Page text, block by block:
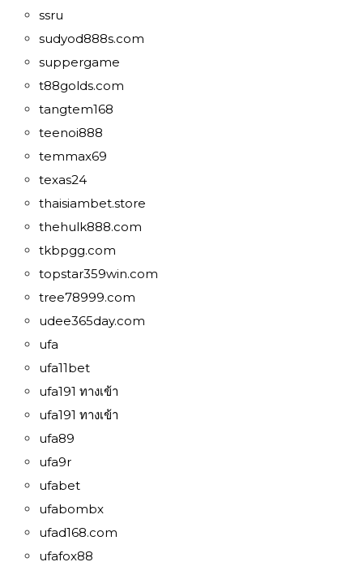
ssru
sudyod888s.com
suppergame
t88golds.com
tangtem168
teenoi888
temmax69
texas24
thaisiambet.store
thehulk888.com
tkbpgg.com
topstar359win.com
tree78999.com
udee365day.com
ufa
ufa11bet
ufa191 ทางเข้า
ufa191 ทางเข้า
ufa89
ufa9r
ufabet
ufabombx
ufad168.com
ufafox88